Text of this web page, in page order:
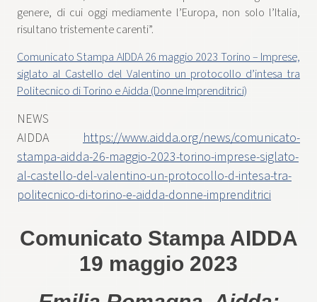
genere, di cui oggi mediamente l’Europa, non solo l’Italia,
risultano tristemente carenti”.
Comunicato Stampa AIDDA 26 maggio 2023 Torino – Imprese,
siglato al Castello del Valentino un protocollo d’intesa tra
Politecnico di Torino e Aidda (Donne Imprenditrici)
NEWS
AIDDA https://www.aidda.org/news/comunicato-
stampa-aidda-26-maggio-2023-torino-imprese-siglato-
al-castello-del-valentino-un-protocollo-d-intesa-tra-
politecnico-di-torino-e-aidda-donne-imprenditrici
Comunicato Stampa AIDDA
19 maggio 2023